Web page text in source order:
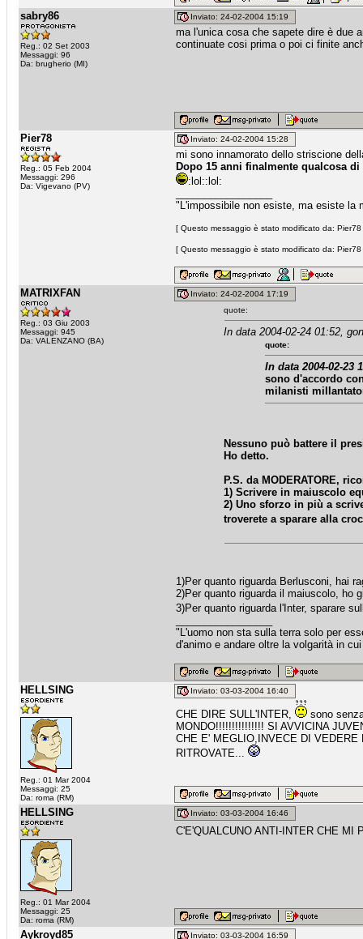
sabry86
Reg.: 02 Set 2003
Messaggi: 96
Da: brugherio (MI)
Inviato: 24-02-2004 15:19
ma l'unica cosa che sapete dire è due
continuate cosi prima o poi ci finite
Pier78
Reg.: 05 Feb 2004
Messaggi: 296
Da: Vigevano (PV)
Inviato: 24-02-2004 15:28
mi sono innamorato dello striscione
Dopo 15 anni finalmente qualcosa
:lol::lol:
"L'impossibile non esiste, ma esiste la
[ Questo messaggio è stato modificato da:
[ Questo messaggio è stato modificato da:
MATRIXFAN
Reg.: 03 Giu 2003
Messaggi: 945
Da: VALENZANO (BA)
Inviato: 24-02-2004 17:19
quote:
In data 2004-02-24 01:52,
quote:
In data 2004-02-23
sono d'accordo
milanisti
Nessuno può battere il
Ho detto.
P.S. da MODERATORE,
1) Scrivere in maiuscolo
2) Uno sforzo in più a
troverete a sparare alla
1)Per quanto riguarda Berlusconi, hai
2)Per quanto riguarda il maiuscolo, ho
3)Per quanto riguarda l'Inter, sparare
"L'uomo non sta sulla terra solo per
d'animo e andare oltre la volgarità in
HELLSING
Reg.: 01 Mar 2004
Messaggi: 25
Da: roma (RM)
Inviato: 03-03-2004 16:40
CHE DIRE SULL'INTER,
sono
MONDO!!!!!!!!!!!!!!! SI AVVICINA
CHE E' MEGLIO,INVECE DI VEDERE
RITROVATE...
HELLSING
Reg.: 01 Mar 2004
Messaggi: 25
Da: roma (RM)
Inviato: 03-03-2004 16:46
C'E'QUALCUNO ANTI-INTER CHE MI
Aykroyd85 Inviato: 03-03-2004 16:59